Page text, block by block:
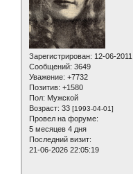
Зарегистрирован: 12-06-2011
Сообщений: 3649
Уважение: +7732
Позитив: +1580
Пол: Мужской
Возраст: 33 [1993-04-01]
Провел на форуме:
5 месяцев 4 дня
Последний визит:
21-06-2026 22:05:19